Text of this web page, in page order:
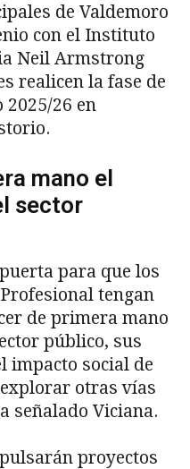
de Valdemoro
con el Instituto
Neil Armstrong
realicen la fase de
26 en
mano el
sector
para que los
tengan
de primera mano
público, sus
impacto social de
otras vías
señalado Viciana.
proyectos